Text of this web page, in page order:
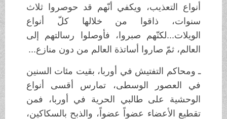
أنواع التعذيب، ويكفي أنّهم قد حوصروا ثلاث
سنوات، ذاقوا من خلالها كلّ أنواع
الويلات...لكنّهم صبروا، فأوصلوا رسالتهم إلى
العالم، ثمّ صاروا أساتذة العالم من دون منازع...
ـ ومحاكم التفتيش في أوربا، بقيت مئات السنين
في العصور الوسطى، تمارس أقسى أنواع
الوحشية على طالبي الحرية في أوربا، فمن
تقطيع الأعضاء عضواً عضواً، والذبح بالسكاكين،